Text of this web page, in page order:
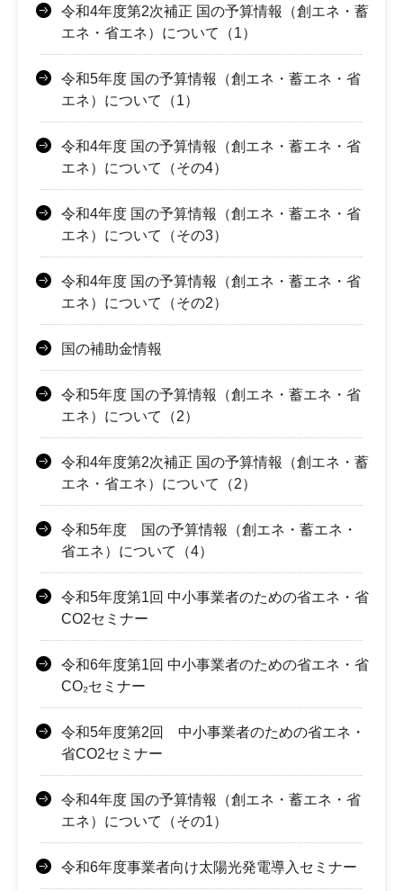
令和4年度第2次補正 国の予算情報（創エネ・蓄
エネ・省エネ）について（1）
令和5年度 国の予算情報（創エネ・蓄エネ・省
エネ）について（1）
令和4年度 国の予算情報（創エネ・蓄エネ・省
エネ）について（その4）
令和4年度 国の予算情報（創エネ・蓄エネ・省
エネ）について（その3）
令和4年度 国の予算情報（創エネ・蓄エネ・省
エネ）について（その2）
国の補助金情報
令和5年度 国の予算情報（創エネ・蓄エネ・省
エネ）について（2）
令和4年度第2次補正 国の予算情報（創エネ・蓄
エネ・省エネ）について（2）
令和5年度 国の予算情報（創エネ・蓄エネ・
省エネ）について（4）
令和5年度第1回 中小事業者のための省エネ・省
CO2セミナー
令和6年度第1回 中小事業者のための省エネ・省
CO₂セミナー
令和5年度第2回 中小事業者のための省エネ・
省CO2セミナー
令和4年度 国の予算情報（創エネ・蓄エネ・省
エネ）について（その1）
令和6年度事業者向け太陽光発電導入セミナー